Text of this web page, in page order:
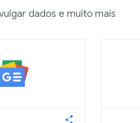
dados e muito mais